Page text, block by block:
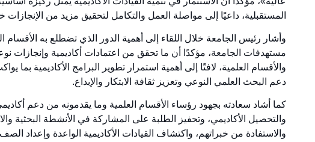
المستقبلية، داعيًا إلى مواصلة العمل والتكامل لتحقيق مزيد من الإنجازات
وأشار رئيس الجامعة خلال اللقاء إلى أهمية الدور الذي تضطلع به الأقسام
مستهدفات الجامعة، مؤكدًا أن ما تحقق من اعتمادات أكاديمية وإنجازات
والأقسام العلمية، لافتًا إلى أهمية استمرار تطوير البرامج الأكاديمية
دعم البحث العلمي النوعي وتعزيز ثقافة الابتكار والإبداع.
كما أشاد سعادته بجهود رؤساء الأقسام العلمية وما يقدمونه من دعم
والتحصيل الأكاديمي، وتحفيز الطلبة على المشاركة في الأنشطة البحثية
والاستفادة من خبراتهم، واكتشاف القيادات الأكاديمية الواعدة وإعداد